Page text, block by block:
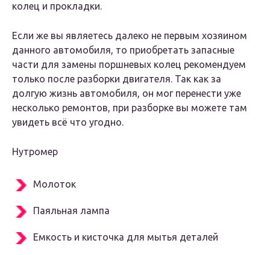
колец и прокладки.
Если же вы являетесь далеко не первым хозяином
данного автомобиля, то приобретать запасные
части для замены поршневых колец рекомендуем
только после разборки двигателя. Так как за
долгую жизнь автомобиля, он мог перенести уже
несколько ремонтов, при разборке вы можете там
увидеть всё что угодно.
Нутромер
Молоток
Паяльная лампа
Емкость и кисточка для мытья деталей